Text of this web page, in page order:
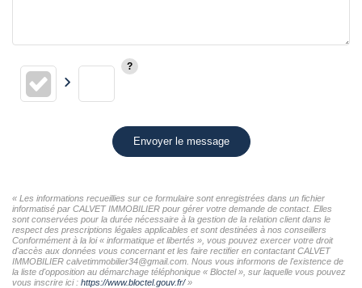
Envoyer le message
« Les informations recueillies sur ce formulaire sont enregistrées dans un fichier
informatisé par CALVET IMMOBILIER pour gérer votre demande de contact. Elles
sont conservées pour la durée nécessaire à la gestion de la relation client dans le
respect des prescriptions légales applicables et sont destinées à nos conseillers
Conformément à la loi « informatique et libertés », vous pouvez exercer votre droit
d'accès aux données vous concernant et les faire rectifier en contactant CALVET
IMMOBILIER calvetimmobilier34@gmail.com. Nous vous informons de l'existence de
la liste d'opposition au démarchage téléphonique « Bloctel », sur laquelle vous pouvez
vous inscrire ici : https://www.bloctel.gouv.fr/»